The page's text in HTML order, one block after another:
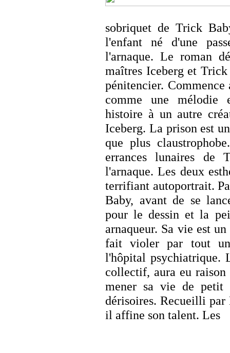
sobriquet de Trick
l'enfant né d'une
l'arnaque. Le roman
maîtres Iceberg et
pénitencier.
comme une mélodie
histoire à un autre
Iceberg. La prison est
que plus
errances lunaires de
l'arnaque. Les deux
terrifiant autoportrait.
Baby, avant de se
pour le dessin et la
arnaqueur. Sa vie est
fait violer par tout
l'hôpital psychiatrique.
collectif, aura eu
mener sa vie de petit
dérisoires. Recueilli par
il affine son talent. Les